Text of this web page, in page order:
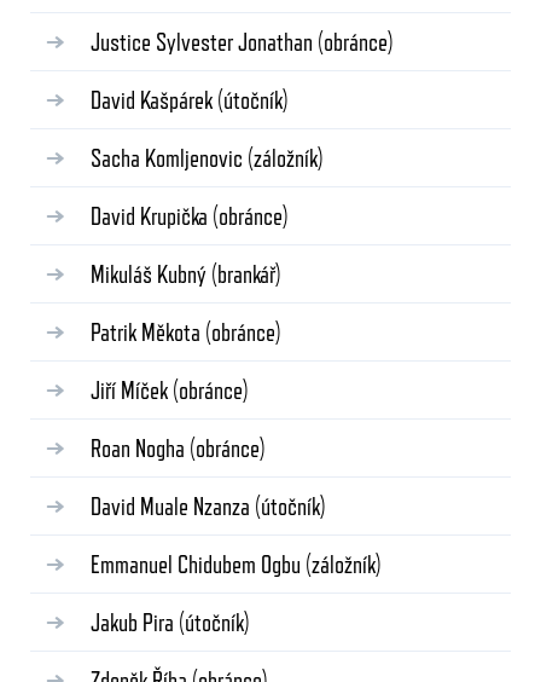
Justice Sylvester Jonathan (obránce)
David Kašpárek (útočník)
Sacha Komljenovic (záložník)
David Krupička (obránce)
Mikuláš Kubný (brankář)
Patrik Měkota (obránce)
Jiří Míček (obránce)
Roan Nogha (obránce)
David Muale Nzanza (útočník)
Emmanuel Chidubem Ogbu (záložník)
Jakub Pira (útočník)